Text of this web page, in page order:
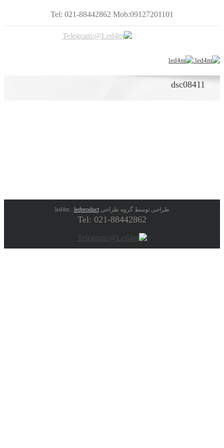
Tel: 021-88442862 Mob:09127201101
dsc08411
طراحی توسط گروه طراحی led4m :ledproduct
Tel: 021-88442862